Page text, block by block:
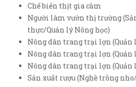
Chế biến thịt gia cầm
Người làm vườn thị trường
thực/Quản lý Nông học)
Nông dân trang trại lợn
Nông dân trang trại lợn (Quản
Nông dân trang trại lợn (Quản
Sản xuất rượu (Nghề trồng